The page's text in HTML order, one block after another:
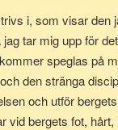
i, som visar den
tar mig upp för
speglas på
den stränga
och utför
vid bergets fot,